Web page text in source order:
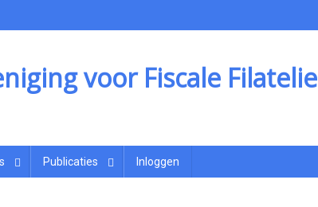
voor Fiscale Filatelie
Publicaties Inloggen